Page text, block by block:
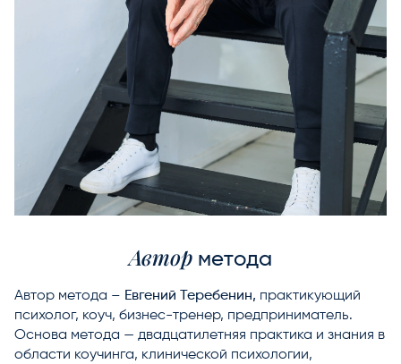
Автор метода
Автор метода – Евгений Теребенин, практикующий
психолог, коуч, бизнес-тренер, предприниматель.
Основа метода — двадцатилетняя практика и знания в
области коучинга, клинической психологии,